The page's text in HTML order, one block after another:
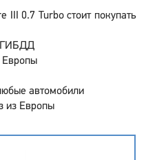
III 0.7 Turbo стоит покупать
ГИБДД
Европы
автомобили
из Европы